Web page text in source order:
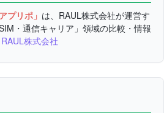
アプリポ」 は、RAUL株式会社が運営す
・通信キャリア」領域の比較・情報
株式会社